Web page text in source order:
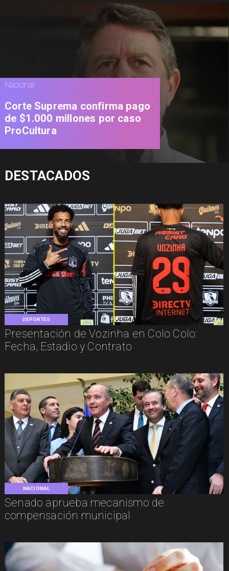
DEPORTES
Presentación de Vozinha en Colo Colo:
Fecha, Estadio y Contrato
NACIONAL
Senado aprueba mecanismo de
compensación municipal
Nacional
Corte Suprema confirma pago
de $1.000 millones por caso
ProCultura
DESTACADOS